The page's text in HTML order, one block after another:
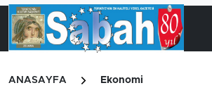
ANASAYFA Ekonomi